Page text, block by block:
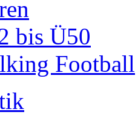
bis Ü50
Football